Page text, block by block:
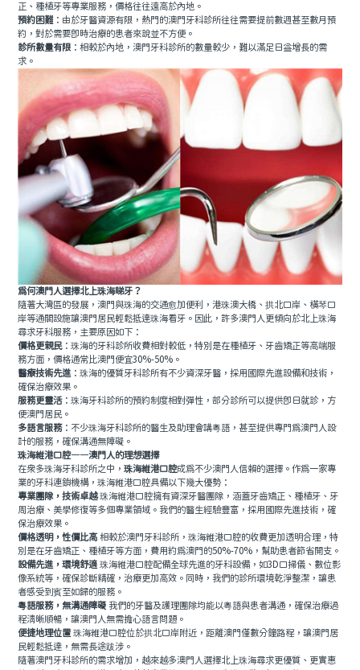
正、種植牙等專業服務，價格往往遠高於內地。
預約困難：由於牙醫資源有限，熱門的澳門牙科診所往往需要提前數週甚至數月預
約，對於需要即時治療的患者來說並不方便。
診所數量有限 ：相較於內地，澳門牙科診所的數量較少，難以滿足日益增長的需
求。
為何澳門人選擇北上珠海睇牙？
隨著大灣區的發展，澳門與珠海的交通愈加便利，港珠澳大橋、拱北口岸、橫琴口
岸等通關設施讓澳門居民輕鬆抵達珠海看牙。因此，許多澳門人更傾向於北上珠海
尋求牙科服務，主要原因如下：
價格更親民：珠海的牙科診所收費相對較低，特別是在種植牙、牙齒矯正等高端服
務方面，價格通常比澳門便宜30%-50%。
醫療技術先進 ：珠海的優質牙科診所有不少資深牙醫，採用國際先進設備和技術，
確保治療效果。
服務更靈活：珠海牙科診所的預約制度相對彈性，部分診所可以提供即日就診，方
便澳門居民。
多語言服務：不少珠海牙科診所的醫生及助理會講粵語，甚至提供專門為澳門人設
計的服務，確保溝通無障礙。
珠海維港口腔——澳門人的理想選擇
在眾多珠海牙科診所之中，珠海維港口腔成為不少澳門人信賴的選擇。作為一家專
業的牙科連鎖機構，珠海維港口腔具備以下幾大優勢：
專業團隊，技術卓越珠海維港口腔擁有資深牙醫團隊，涵蓋牙齒矯正、種植牙、牙
周治療、美學修復等多個專業領域。我們的醫生經驗豐富，採用國際先進技術，確
保治療效果。
價格透明，性價比高 相較於澳門牙科診所，珠海維港口腔的收費更加透明合理，特
別是在牙齒矯正、種植牙等方面，費用約為澳門的50%-70%，幫助患者節省開支。
設備先進，環境舒適 珠海維港口腔配備全球先進的牙科設備，如3D口掃儀、數位影
像系統等，確保診斷精確，治療更加高效。同時，我們的診所環境乾淨整潔，讓患
者感受到賓至如歸的服務。
粵語服務，無溝通障礙 我們的牙醫及護理團隊均能以粵語與患者溝通，確保治療過
程清晰順暢，讓澳門人無需擔心語言問題。
便捷地理位置 珠海維港口腔位於拱北口岸附近，距離澳門僅數分鐘路程，讓澳門居
民輕鬆抵達，無需長途跋涉。
隨著澳門牙科診所的需求增加，越來越多澳門人選擇北上珠海尋求更優質、更實惠